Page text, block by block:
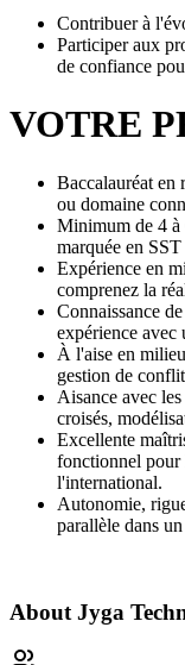
Contribuer à
Participer aux
de confiance
VOTRE
Baccalauréat en
ou domaine
Minimum de 4 à
marquée en
Expérience en
comprenez la
Connaissance
expérience avec
À l'aise en
gestion de
Aisance avec
croisés,
Excellente
fonctionnel pour
l'international.
Autonomie,
parallèle dans
About Jyga